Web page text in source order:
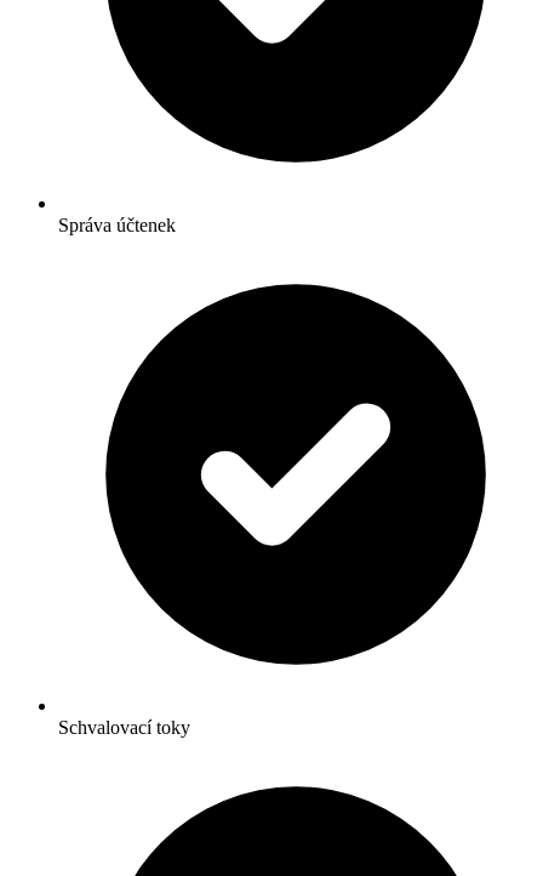
Správa účtenek
Schvalovací toky